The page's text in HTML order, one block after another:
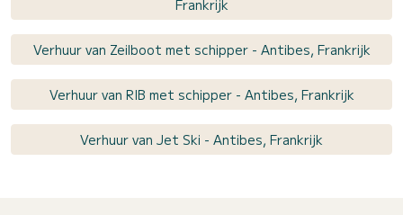
Frankrijk
Verhuur van Zeilboot met schipper - Antibes, Frankrijk
Verhuur van RIB met schipper - Antibes, Frankrijk
Verhuur van Jet Ski - Antibes, Frankrijk